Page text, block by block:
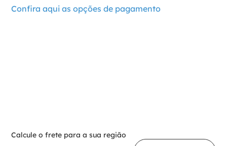
Confira aqui as opções de pagamento
Calcule o frete para a sua região